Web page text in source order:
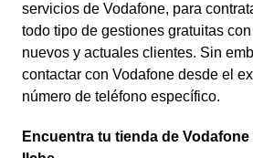
servicios de Vodafone, para
todo tipo de gestiones gratuitas
nuevos y actuales clientes. Sin
contactar con Vodafone desde el
número de teléfono específico.
Encuentra tu tienda de